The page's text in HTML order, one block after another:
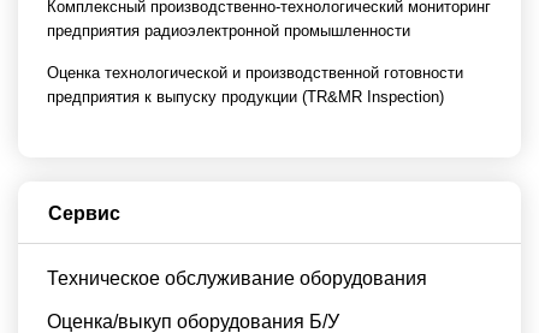
Комплексный производственно-технологический мониторинг
предприятия радиоэлектронной промышленности
Оценка технологической и производственной готовности
предприятия к выпуску продукции (TR&MR Inspection)
Сервис
Техническое обслуживание оборудования
Оценка/выкуп оборудования Б/У